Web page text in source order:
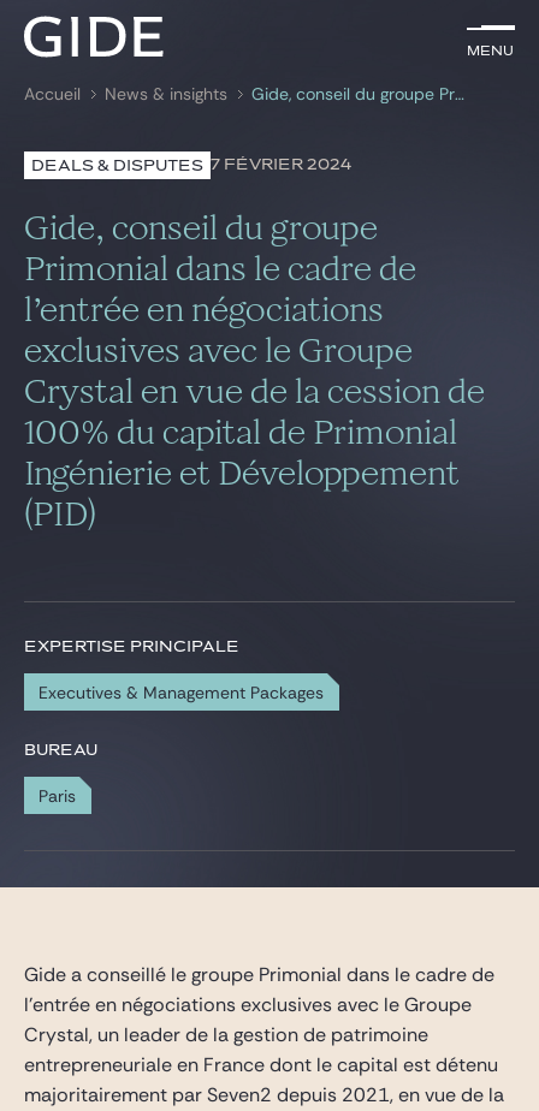
Menu
Rechercher par mots-clés
Menu
Avocats
Expertises
Global
News & insights
Notre cabinet
Carrière
Accueil News & insights Gide, conseil du groupe Primonial dans le cadre de l’entrée en négociations exclusives avec le Groupe Crystal en vue de la cession de 100% du capital de Primonial Ingénierie et Développement (PID)
DEALS & DISPUTES 7 FÉVRIER 2024
Gide, conseil du groupe
Primonial dans le cadre de
l’entrée en négociations
exclusives avec le Groupe
Crystal en vue de la cession de
100% du capital de Primonial
Ingénierie et Développement
(PID)
EXPERTISE PRINCIPALE
Executives & Management Packages
BUREAU
Paris
Gide a conseillé le groupe Primonial dans le cadre de
l’entrée en négociations exclusives avec le Groupe
Crystal, un leader de la gestion de patrimoine
entrepreneuriale en France dont le capital est détenu
majoritairement par Seven2 depuis 2021, en vue de la